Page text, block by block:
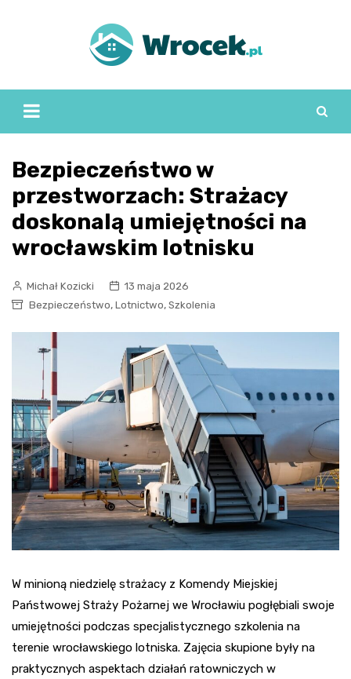
Bezpieczeństwo w
przestworzach: Strażacy
doskonalą umiejętności na
wrocławskim lotnisku
Michał Kozicki
13 maja 2026
Bezpieczeństwo, Lotnictwo, Szkolenia
W minioną niedzielę strażacy z Komendy Miejskiej
Państwowej Straży Pożarnej we Wrocławiu pogłębiali swoje
umiejętności podczas specjalistycznego szkolenia na
terenie wrocławskiego lotniska. Zajęcia skupione były na
praktycznych aspektach działań ratowniczych w